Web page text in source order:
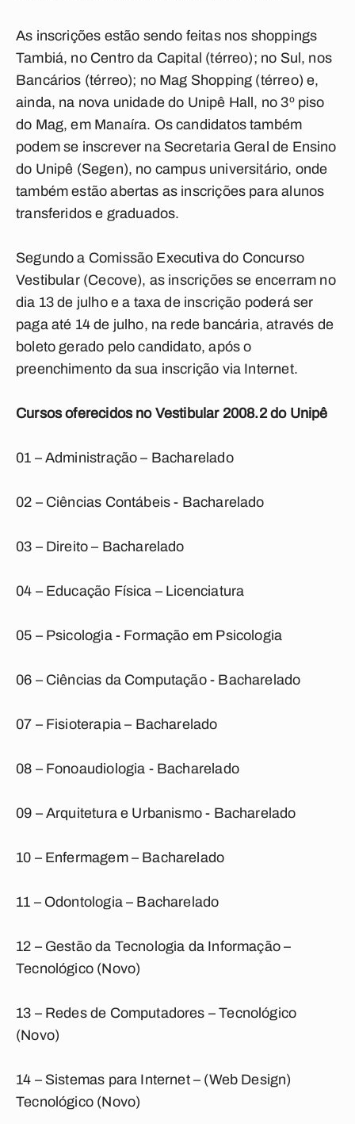
As inscrições estão sendo feitas nos shoppings
Tambiá, no Centro da Capital (térreo); no Sul, nos
Bancários (térreo); no Mag Shopping (térreo) e,
ainda, na nova unidade do Unipê Hall, no 3º piso
do Mag, em Manaíra. Os candidatos também
podem se inscrever na Secretaria Geral de Ensino
do Unipê (Segen), no campus universitário, onde
também estão abertas as inscrições para alunos
transferidos e graduados.
Segundo a Comissão Executiva do Concurso
Vestibular (Cecove), as inscrições se encerram no
dia 13 de julho e a taxa de inscrição poderá ser
paga até 14 de julho, na rede bancária, através de
boleto gerado pelo candidato, após o
preenchimento da sua inscrição via Internet.
Cursos oferecidos no Vestibular 2008.2 do Unipê
01 – Administração – Bacharelado
02 – Ciências Contábeis - Bacharelado
03 – Direito – Bacharelado
04 – Educação Física – Licenciatura
05 – Psicologia - Formação em Psicologia
06 – Ciências da Computação - Bacharelado
07 – Fisioterapia – Bacharelado
08 – Fonoaudiologia - Bacharelado
09 – Arquitetura e Urbanismo - Bacharelado
10 – Enfermagem – Bacharelado
11 – Odontologia – Bacharelado
12 – Gestão da Tecnologia da Informação –
Tecnológico (Novo)
13 – Redes de Computadores – Tecnológico
(Novo)
14 – Sistemas para Internet – (Web Design)
Tecnológico (Novo)